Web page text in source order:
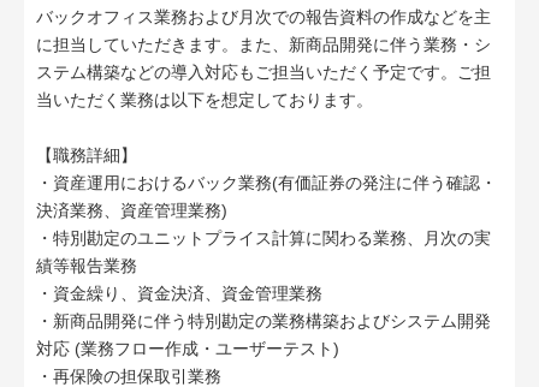
バックオフィス業務および月次での報告資料の作成などを主
に担当していただきます。また、新商品開発に伴う業務・シ
ステム構築などの導入対応もご担当いただく予定です。ご担
当いただく業務は以下を想定しております。
【職務詳細】
・資産運用におけるバック業務(有価証券の発注に伴う確認・
決済業務、資産管理業務)
・特別勘定のユニットプライス計算に関わる業務、月次の実
績等報告業務
・資金繰り、資金決済、資金管理業務
・新商品開発に伴う特別勘定の業務構築およびシステム開発
対応 (業務フロー作成・ユーザーテスト)
・再保険の担保取引業務